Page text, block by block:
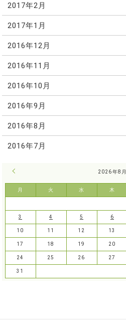
2017年2月
2017年1月
2016年12月
2016年11月
2016年10月
2016年9月
2016年8月
2016年7月
2026年8月
月 火 水 木
3 4 5 6
10 11 12 13
17 18 19 20
24 25 26 27
31